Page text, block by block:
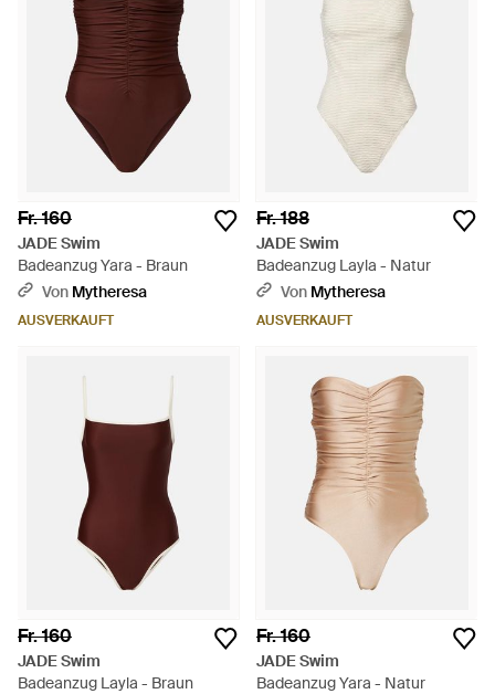
Fr. 160
JADE Swim
Badeanzug Yara - Braun
Von Mytheresa
AUSVERKAUFT
Fr. 188
JADE Swim
Badeanzug Layla - Natur
Von Mytheresa
AUSVERKAUFT
Fr. 160
JADE Swim
Badeanzug Layla - Braun
Fr. 160
JADE Swim
Badeanzug Yara - Natur